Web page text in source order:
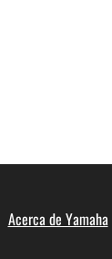
Acerca de Yamaha